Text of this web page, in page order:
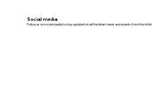
Social media
Follow us on social media to stay updated on all the latest news and events from the Artist